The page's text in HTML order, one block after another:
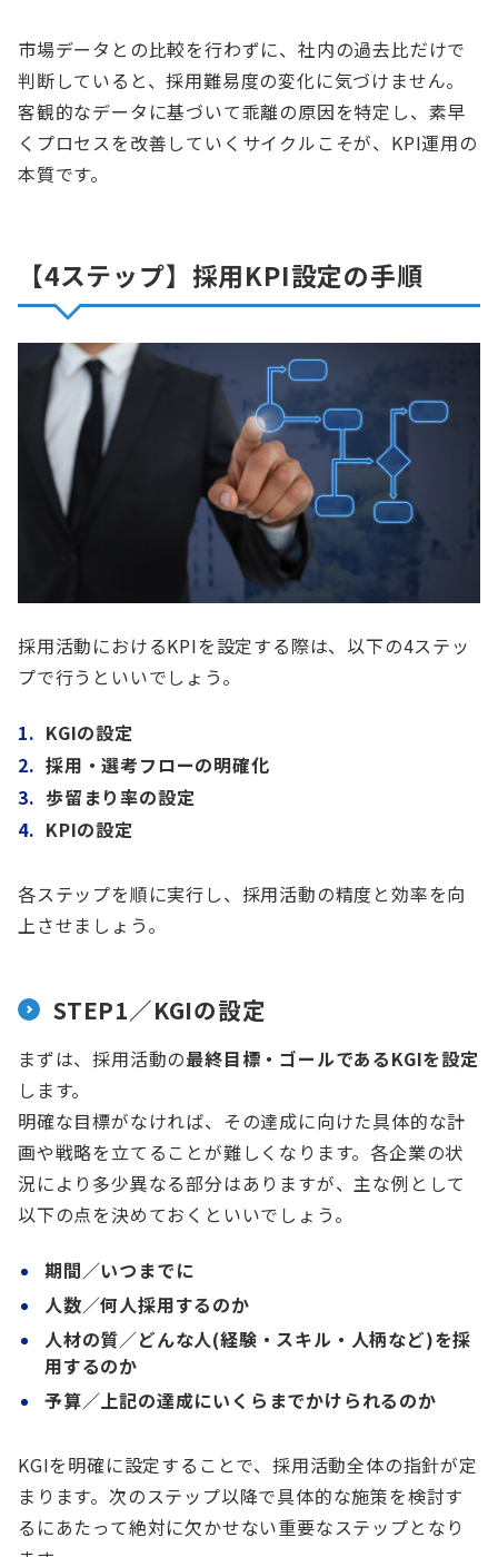
市場データとの比較を行わずに、社内の過去比だけで
判断していると、採用難易度の変化に気づけません。
客観的なデータに基づいて乖離の原因を特定し、素早
くプロセスを改善していくサイクルこそが、KPI運用の
本質です。
【4ステップ】採用KPI設定の手順
採用活動におけるKPIを設定する際は、以下の4ステッ
プで行うといいでしょう。
KGIの設定
採用・選考フローの明確化
歩留まり率の設定
KPIの設定
各ステップを順に実行し、採用活動の精度と効率を向
上させましょう。
STEP1／KGIの設定
まずは、採用活動の最終目標・ゴールであるKGIを設定
します。
明確な目標がなければ、その達成に向けた具体的な計
画や戦略を立てることが難しくなります。各企業の状
況により多少異なる部分はありますが、主な例として
以下の点を決めておくといいでしょう。
期間／いつまでに
人数／何人採用するのか
人材の質／どんな人(経験・スキル・人柄など)を採
用するのか
予算／上記の達成にいくらまでかけられるのか
KGIを明確に設定することで、採用活動全体の指針が定
まります。次のステップ以降で具体的な施策を検討す
るにあたって絶対に欠かせない重要なステップとなり